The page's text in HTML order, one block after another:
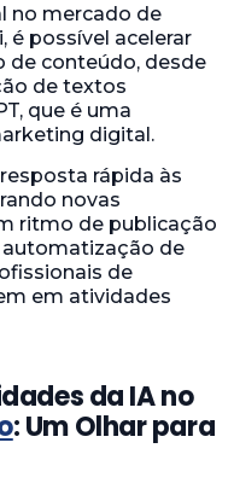
no mercado de
é possível acelerar
de conteúdo, desde
de textos
que é uma
digital.
rápida às
novas
ritmo de publicação
automatização de
de
em atividades
da IA no
: Um Olhar para